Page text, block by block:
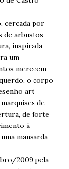
cercada por
de arbustos
inspirada
um
merecem
o corpo
art
de
de forte
à
mansarda
2009 pela